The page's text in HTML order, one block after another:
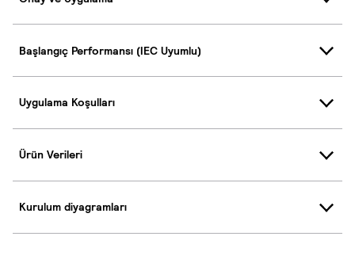
Başlangıç Performansı (IEC Uyumlu)
Uygulama Koşulları
Ürün Verileri
Kurulum diyagramları